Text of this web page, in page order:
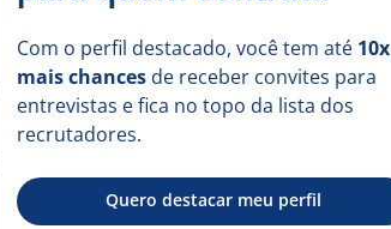
(1º grau)
e
Com o perfil destacado, você tem até 10x
mais chances de receber convites para
entrevistas e fica no topo da lista dos
recrutadores.
Quero destacar meu perfil